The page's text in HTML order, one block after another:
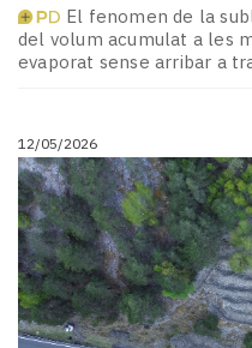
El fenomen de la
del volum acumulat a les
evaporat sense arribar a
12/05/2026